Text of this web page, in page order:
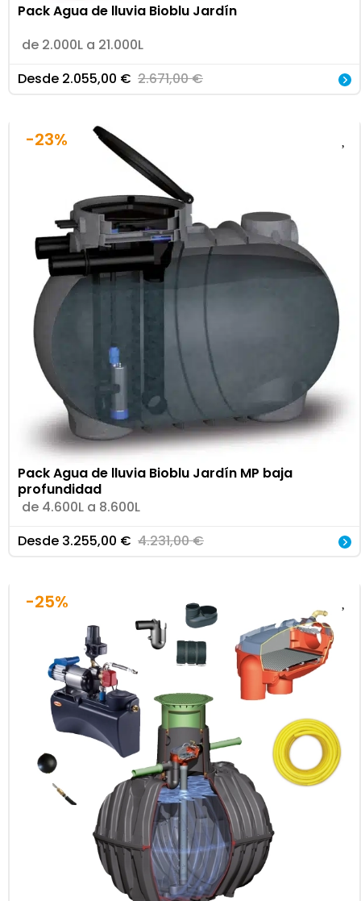
Pack Agua de lluvia Bioblu Jardín
de 2.000L a 21.000L
Desde 2.055,00 € 2.671,00€
-23%
Pack Agua de lluvia Bioblu Jardín MP baja
profundidad
de 4.600L a 8.600L
Desde 3.255,00 € 4.231,00€
-25%